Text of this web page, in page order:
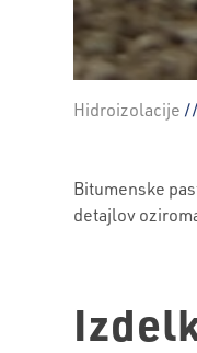
Hidroizolacije
Bitumenske
detajlov